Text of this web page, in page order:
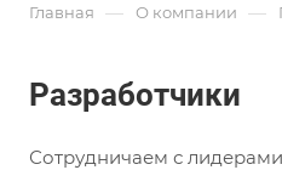
Главная — О компании —
Разработчики
Сотрудничаем с